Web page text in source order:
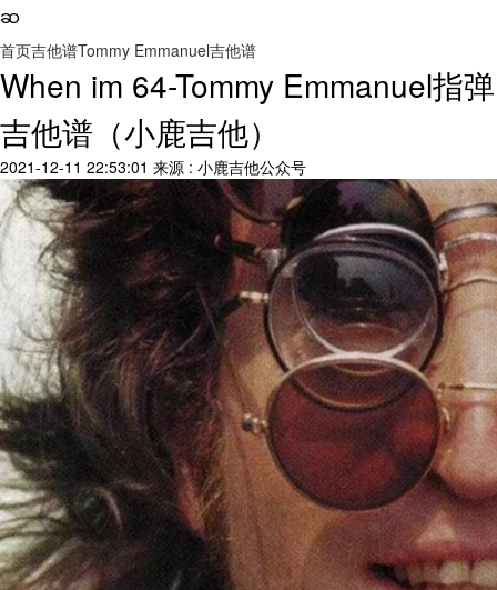
首页吉他谱Tommy Emmanuel吉他谱
When im 64-Tommy Emmanuel指弹
吉他谱（小鹿吉他）
2021-12-11 22:53:01 来源 : 小鹿吉他公众号